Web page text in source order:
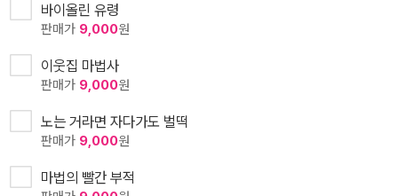
바이올린 유령
판매가 9,000원
이웃집 마법사
판매가 9,000원
노는 거라면 자다가도 벌떡
판매가 9,000원
마법의 빨간 부적